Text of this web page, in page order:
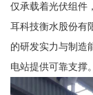
仅承载着光伏组件
耳科技衡水股份有
的研发实力与制造
电站提供可靠支撑。